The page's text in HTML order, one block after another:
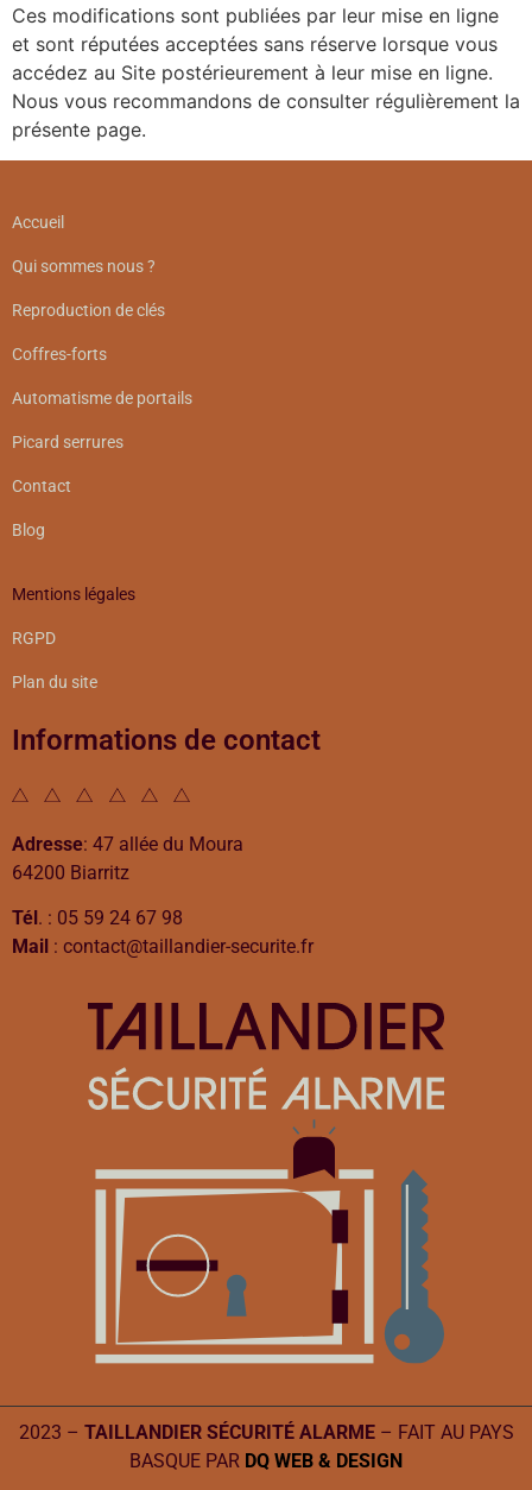
Ces modifications sont publiées par leur mise en ligne
et sont réputées acceptées sans réserve lorsque vous
accédez au Site postérieurement à leur mise en ligne.
Nous vous recommandons de consulter régulièrement la
présente page.
Accueil
Qui sommes nous ?
Reproduction de clés
Coffres-forts
Automatisme de portails
Picard serrures
Contact
Blog
Mentions légales
RGPD
Plan du site
Informations de contact
Adresse: 47 allée du Moura
64200 Biarritz
Tél . : 05 59 24 67 98
Mail : contact@taillandier-securite.fr
2023 – TAILLANDIER SÉCURITÉ ALARME– FAIT AU PAYS
BASQUE PAR DQ WEB & DESIGN